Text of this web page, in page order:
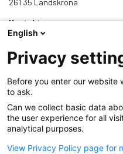
Kontakt
0418-45 01 00
Telefontid vardagar 8-12
Om oss
Samarbeten
Dokument
Personuppgiftshantering
English
Privacy
Before you enter our website
to ask.
Can we collect basic data
the user experience for all
analytical purposes.
View Privacy Policy page for